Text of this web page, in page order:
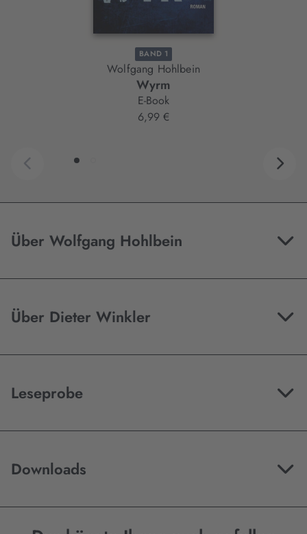
BAND 1
Wolfgang Hohlbein
Wyrm
E-Book
6,99 €
Über Wolfgang Hohlbein
Über Dieter Winkler
Leseprobe
Downloads